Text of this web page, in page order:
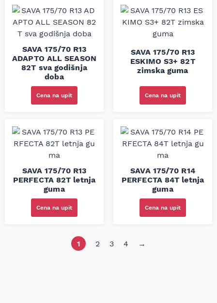
SAVA 175/70 R13
ADAPTO ALL SEASON
82T sva godišnja
doba
Cena na upit
SAVA 175/70 R13
ESKIMO S3+ 82T
zimska guma
Cena na upit
SAVA 175/70 R13
PERFECTA 82T letnja
guma
Cena na upit
SAVA 175/70 R14
PERFECTA 84T letnja
guma
Cena na upit
1 2 3 4 →